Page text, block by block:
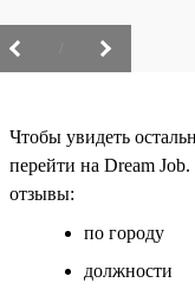
Чтобы увидеть
перейти на Dream
отзывы:
по городу
должности